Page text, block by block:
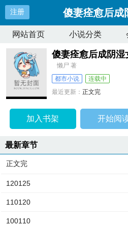
注册 傻妻痊愈后成
网站首页 小说分类
傻妻痊愈后成阴湿
懒尸 著
都市小说
连载中
最近更新：正文完
加入书架 开始阅
最新章节
正文完
120125
110120
100110